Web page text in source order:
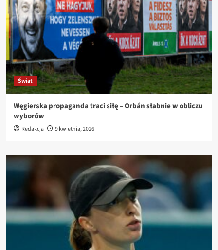
Świat
Węgierska propaganda traci siłę – Orbán słabnie w obliczu
wyborów
Redakcja 9 kwietnia, 2026